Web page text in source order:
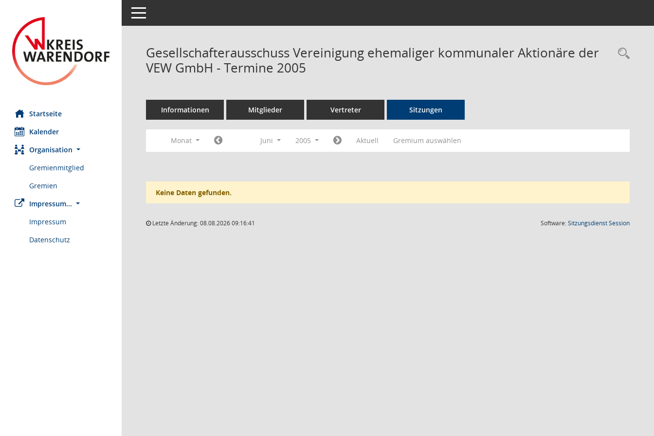
Startseite
Kalender
Organisation
Gremienmitglied
Gremien
Impressum...
Impressum
Datenschutz
Toggle navigation
Gesellschafterausschuss Vereinigung ehemaliger kommunaler Aktionäre der
VEW GmbH - Termine 2005
Informationen Mitglieder Vertreter Sitzungen
Monat Juni 2005 Aktuell Gremium auswählen
Keine Daten gefunden.
Letzte Änderung: 08.08.2026 09:16:41 Software:SitzungsdienstSession(Wird in